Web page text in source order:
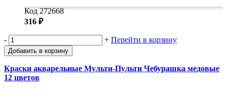
Код 272668
316 ₽
- + Перейти в корзину
Добавить в корзину
Краски акварельные Мульти-Пульти Чебурашка медовые
12 цветов